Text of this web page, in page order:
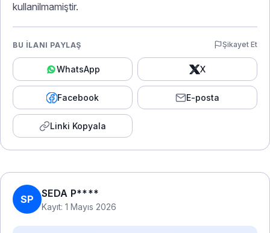
kullanilmamiştir.
BU İLANI PAYLAŞ Şikayet Et
WhatsApp X
Facebook E-posta
Linki Kopyala
SP
SEDA P****
Kayıt: 1 Mayıs 2026